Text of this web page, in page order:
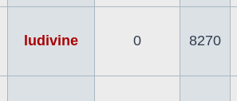
ludivine 0 8270